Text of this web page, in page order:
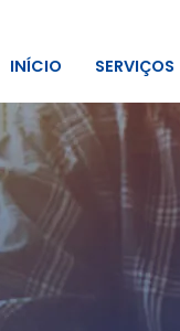
INÍCIO SERVIÇOS